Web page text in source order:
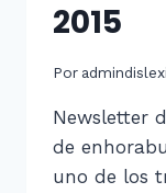
2015
Por
Newsletter
de
uno de los